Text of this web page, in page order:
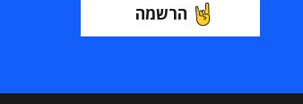
הרשמה